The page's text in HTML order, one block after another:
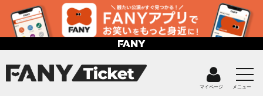
マイページ メニュー